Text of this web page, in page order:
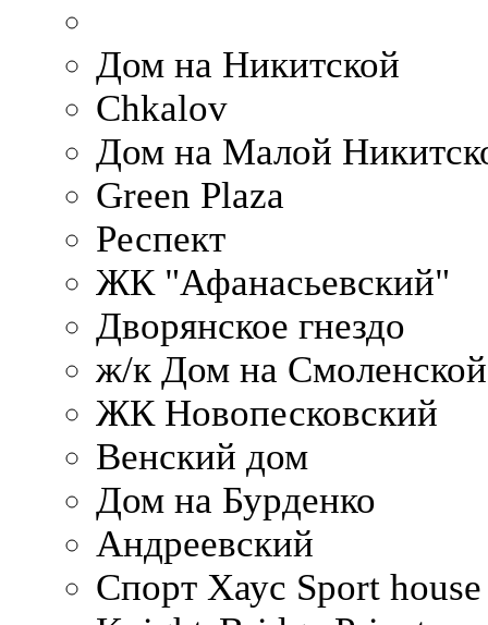
Дом на Никитской
Chkalov
Дом на Малой
Green Plaza
Респект
ЖК "Афанасьевский"
Дворянское гнездо
ж/к Дом на
ЖК Новопесковский
Венский дом
Дом на Бурденко
Андреевский
Спорт Хаус Sport house